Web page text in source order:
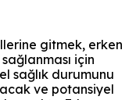
gitmek, erken
için
sağlık durumunu
ve potansiyel